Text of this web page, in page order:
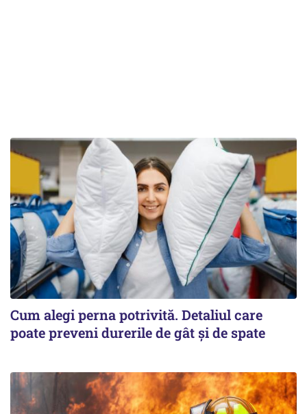
Cum alegi perna potrivită. Detaliul care
poate preveni durerile de gât și de spate